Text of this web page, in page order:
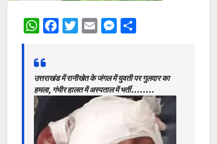
W
at
s
A
p
p
F
e
b
o
k
T
er
E
l
M
s
e
n
er
e
उत्तराखंड में रानीखेत के जंगल में युवती पर गुलदार का
हमला, गंभीर हालत में अस्पताल में भर्ती……..